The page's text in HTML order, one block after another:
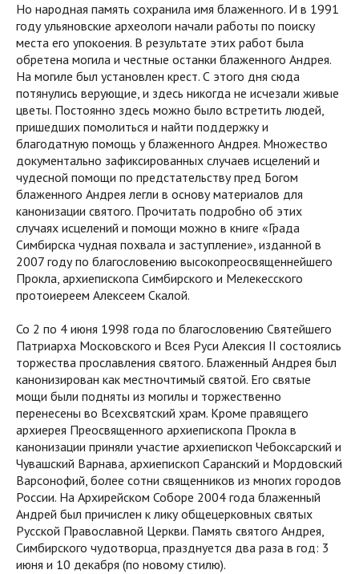
Но народная память сохранила имя блаженного. И в 1991
году ульяновские археологи начали работы по поиску
места его упокоения. В результате этих работ была
обретена могила и честные останки блаженного Андрея.
На могиле был установлен крест. С этого дня сюда
потянулись верующие, и здесь никогда не исчезали живые
цветы. Постоянно здесь можно было встретить людей,
пришедших помолиться и найти поддержку и
благодатную помощь у блаженного Андрея. Множество
документально зафиксированных случаев исцелений и
чудесной помощи по предстательству пред Богом
блаженного Андрея легли в основу материалов для
канонизации святого. Прочитать подробно об этих
случаях исцелений и помощи можно в книге «Града
Симбирска чудная похвала и заступление», изданной в
2007 году по благословению высокопреосвященнейшего
Прокла, архиепископа Симбирского и Мелекесского
протоиереем Алексеем Скалой.
Со 2 по 4 июня 1998 года по благословению Святейшего
Патриарха Московского и Всея Руси Алексия II состоялись
торжества прославления святого. Блаженный Андрея был
канонизирован как местночтимый святой. Его святые
мощи были подняты из могилы и торжественно
перенесены во Всехсвятский храм. Кроме правящего
архиерея Преосвященного архиепископа Прокла в
канонизации приняли участие архиепископ Чебоксарский и
Чувашский Варнава, архиепископ Саранский и Мордовский
Варсонофий, более сотни священников из многих городов
России. На Архирейском Соборе 2004 года блаженный
Андрей был причислен к лику общецерковных святых
Русской Православной Церкви. Память святого Андрея,
Симбирского чудотворца, празднуется два раза в год: 3
июня и 10 декабря (по новому стилю).